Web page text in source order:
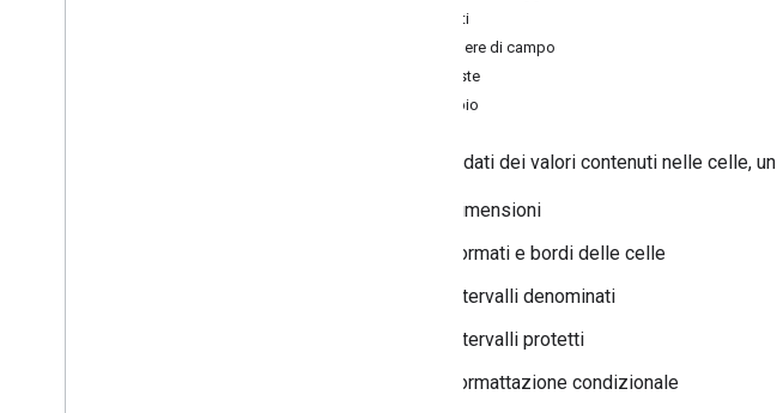
Limiti
Maschere di campo
Risposte
Esempio
Oltre ai dati dei valori contenuti nelle celle, un
Dimensioni
Formati e bordi delle celle
Intervalli denominati
Intervalli protetti
Formattazione condizionale